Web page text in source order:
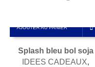
AJOUTER AU PANIER
Splash bleu bol soja
IDEES CADEAUX,